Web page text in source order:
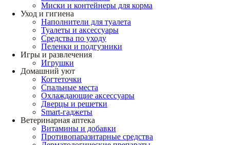
Миски и контейнеры для корма
Уход и гигиена
Наполнители для туалета
Туалеты и аксессуары
Средства по уходу
Пеленки и подгузники
Игры и развлечения
Игрушки
Домашний уют
Когтеточки
Спальные места
Охлаждающие аксессуары
Дверцы и решетки
Smart-гаджеты
Ветеринарная аптека
Витамины и добавки
Противопаразитарные средства